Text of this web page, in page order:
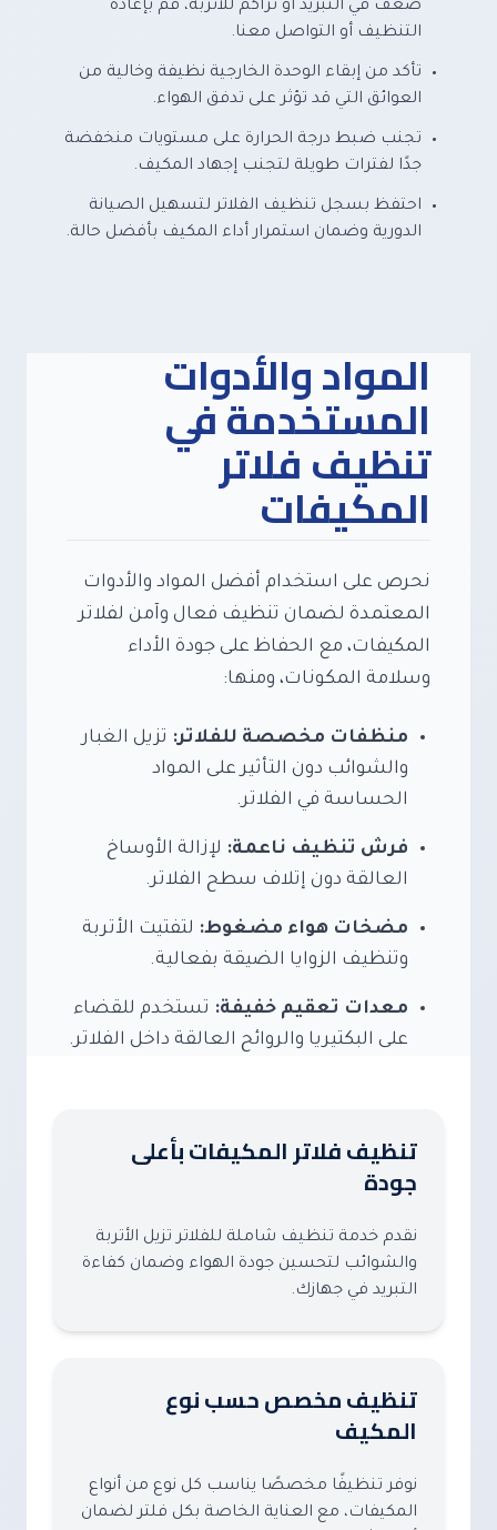
ضعف في التبريد أو تراكم للأتربة، قم بإعادة
التنظيف أو التواصل معنا.
تأكد من إبقاء الوحدة الخارجية نظيفة وخالية من
العوائق التي قد تؤثر على تدفق الهواء.
تجنب ضبط درجة الحرارة على مستويات منخفضة
جدًا لفترات طويلة لتجنب إجهاد المكيف.
احتفظ بسجل تنظيف الفلاتر لتسهيل الصيانة
الدورية وضمان استمرار أداء المكيف بأفضل حالة.
المواد والأدوات
المستخدمة في
تنظيف فلاتر
المكيفات
نحرص على استخدام أفضل المواد والأدوات
المعتمدة لضمان تنظيف فعال وآمن لفلاتر
المكيفات، مع الحفاظ على جودة الأداء
وسلامة المكونات، ومنها:
منظفات مخصصة للفلاتر: تزيل الغبار
والشوائب دون التأثير على المواد
الحساسة في الفلاتر.
فرش تنظيف ناعمة: لإزالة الأوساخ
العالقة دون إتلاف سطح الفلاتر.
مضخات هواء مضغوط: لتفتيت الأتربة
وتنظيف الزوايا الضيقة بفعالية.
معدات تعقيم خفيفة: تستخدم للقضاء
على البكتيريا والروائح العالقة داخل الفلاتر.
تنظيف فلاتر المكيفات بأعلى
جودة
نقدم خدمة تنظيف شاملة للفلاتر تزيل الأتربة
والشوائب لتحسين جودة الهواء وضمان كفاءة
التبريد في جهازك.
تنظيف مخصص حسب نوع
المكيف
نوفر تنظيفًا مخصصًا يناسب كل نوع من أنواع
المكيفات، مع العناية الخاصة بكل فلتر لضمان